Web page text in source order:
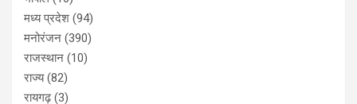
मध्य प्रदेश (94)
मनोरंजन (390)
राजस्थान (10)
राज्य(82)
रायगढ़(3)